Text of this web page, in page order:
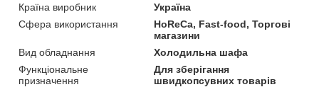
Країна виробник
Україна
Сфера використання
HoReCa, Fast-food, Торгові
магазини
Вид обладнання
Холодильна шафа
Функціональне
призначення
Для зберігання
швидкопсувних товарів